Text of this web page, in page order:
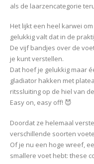
als de laarzencategorie
Het lijkt een heel karwei
gelukkig valt dat in de
De vijf bandjes over de
je kunt verstellen.
Dat hoef je gelukkig maar
gladiator hakken met
ritssluiting op de hiel van
Easy on, easy off! 😈
Doordat ze helemaal
verschillende soorten
Of je nu een hoge wreef,
smallere voet hebt: these